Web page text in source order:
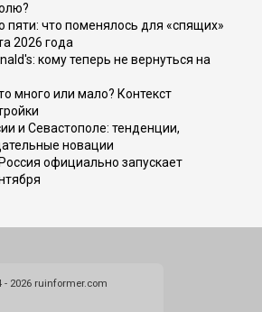
что поменялось для «спящих»
2026 года
кому теперь не вернуться на
много или мало? Контекст
и Севастополе: тенденции,
новации
официально запускает
- 2026 ruinformer.com